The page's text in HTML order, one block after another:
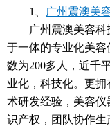
1、
广州震澳美
广州震澳美容
于一体的专业化美容
数为200多人，近千
业化，科技化。更
术研发经验，美容
识产权，团队协作